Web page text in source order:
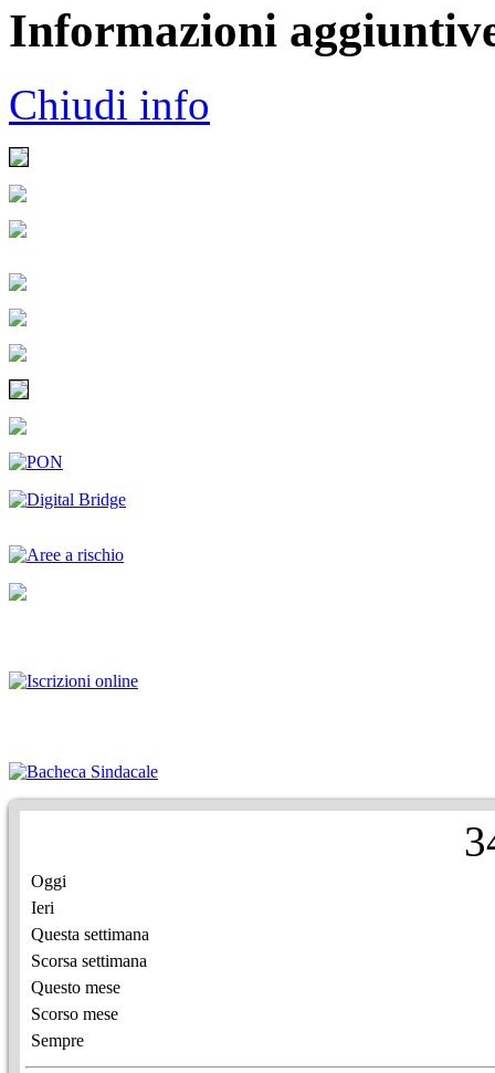
Informazioni
Chiudi info
3
Oggi
Ieri
Questa settimana
Scorsa settimana
Questo mese
Scorso mese
Sempre